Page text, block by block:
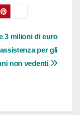
3 milioni di euro
per gli
non vedenti